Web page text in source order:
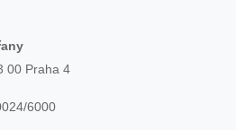
00 Praha 4
6000